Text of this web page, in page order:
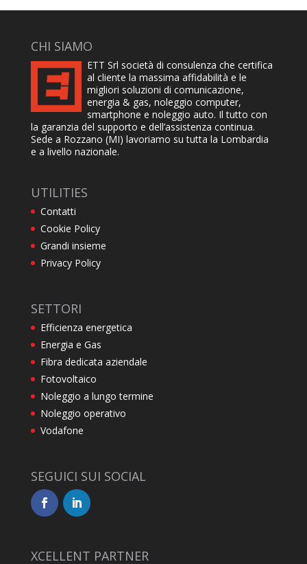
CHI SIAMO
ETT Srl società di consulenza che certifica
al cliente la massima affidabilità e le
migliori soluzioni di comunicazione,
energia & gas, noleggio computer,
smartphone e noleggio auto. Il tutto con
la garanzia del supporto e dell’assistenza continua.
Sede a Rozzano (MI) lavoriamo su tutta la Lombardia
e a livello nazionale.
UTILITIES
Contatti
Cookie Policy
Grandi insieme
Privacy Policy
SETTORI
Efficienza energetica
Energia e Gas
Fibra dedicata aziendale
Fotovoltaico
Noleggio a lungo termine
Noleggio operativo
Vodafone
SEGUICI SUI SOCIAL
XCELLENT PARTNER